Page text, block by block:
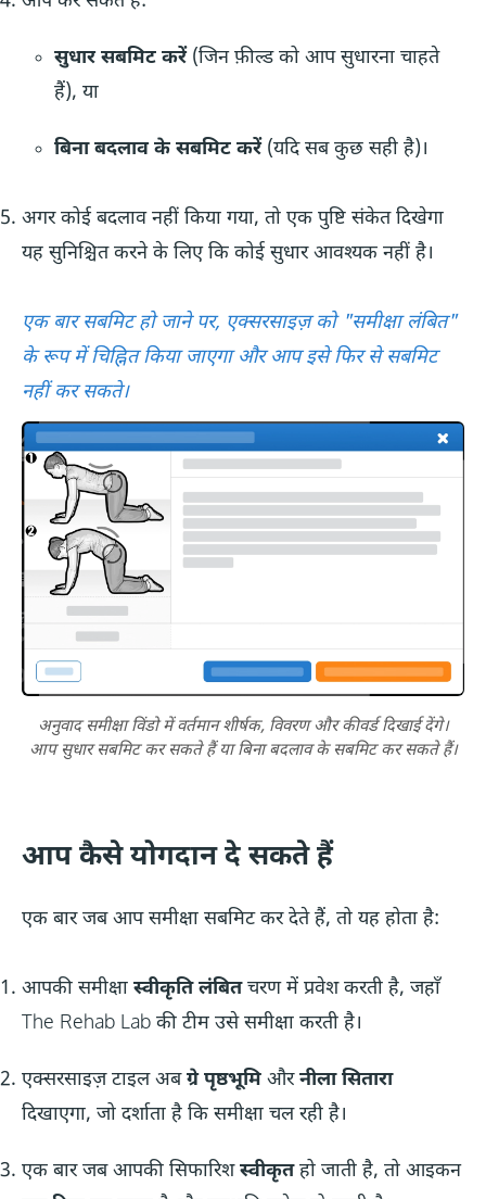
सुधार सबमिट करें(जिन फ़ील्ड को आप सुधारना चाहते
हैं), या
बिना बदलाव के सबमिट करें(यदि सब कुछ सही है)।
अगर कोई बदलाव नहीं किया गया, तो एक पुष्टि संकेत दिखेगा
यह सुनिश्चित करने के लिए कि कोई सुधार आवश्यक नहीं है।
एक बार सबमिट हो जाने पर, एक्सरसाइज़ को "समीक्षा लंबित"
के रूप में चिह्नित किया जाएगा और आप इसे फिर से सबमिट
नहीं कर सकते।
अनुवाद समीक्षा विंडो में वर्तमान शीर्षक, विवरण और कीवर्ड दिखाई देंगे।
आप सुधार सबमिट कर सकते हैं या बिना बदलाव के सबमिट कर सकते हैं।
आप कैसे योगदान दे सकते हैं
एक बार जब आप समीक्षा सबमिट कर देते हैं, तो यह होता है:
आपकी समीक्षास्वीकृति लंबितचरण में प्रवेश करती है, जहाँ
The Rehab Lab की टीम उसे समीक्षा करती है।
एक्सरसाइज़ टाइल अबग्रे पृष्ठभूमि औरनीला सितारा
दिखाएगा, जो दर्शाता है कि समीक्षा चल रही है।
एक बार जब आपकी सिफारिशस्वीकृतहो जाती है, तो आइकन